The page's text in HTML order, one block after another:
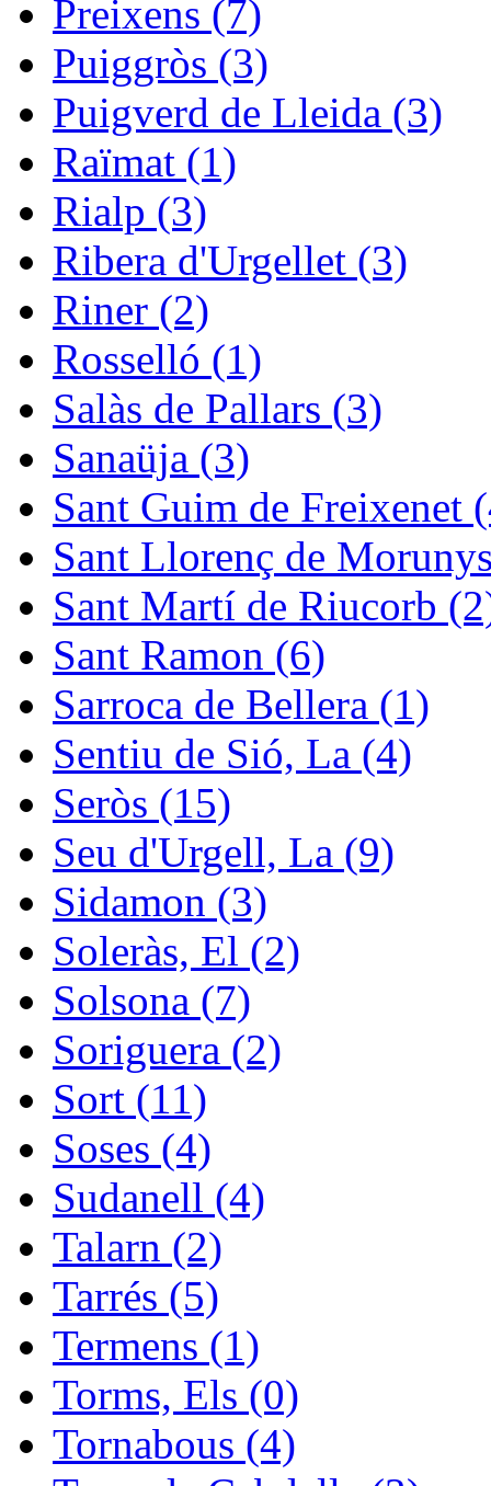
Preixens (7)
Puiggròs (3)
Puigverd de Lleida (3)
Raïmat (1)
Rialp (3)
Ribera d'Urgellet (3)
Riner (2)
Rosselló (1)
Salàs de Pallars (3)
Sanaüja (3)
Sant Guim de Freixenet
Sant Llorenç de
Sant Martí de Riucorb
Sant Ramon (6)
Sarroca de Bellera (1)
Sentiu de Sió, La (4)
Seròs (15)
Seu d'Urgell, La (9)
Sidamon (3)
Soleràs, El (2)
Solsona (7)
Soriguera (2)
Sort (11)
Soses (4)
Sudanell (4)
Talarn (2)
Tarrés (5)
Termens (1)
Torms, Els (0)
Tornabous (4)